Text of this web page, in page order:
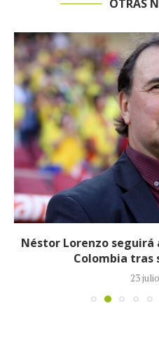
OTRAS
Néstor Lorenzo
Colombia tras
23